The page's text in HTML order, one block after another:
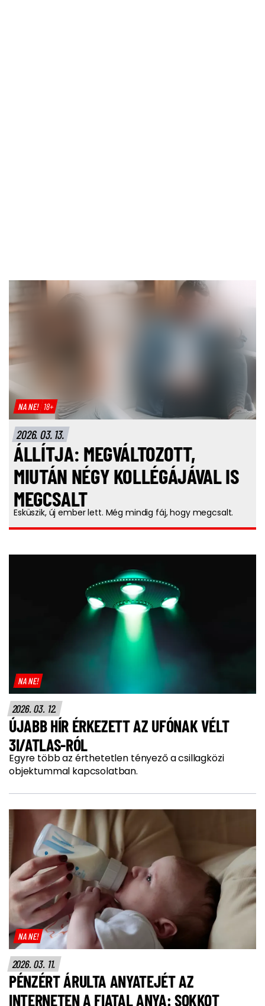
NA NE! 18+
2026. 03. 13.
ÁLLÍTJA: MEGVÁLTOZOTT,
MIUTÁN NÉGY KOLLÉGÁJÁVAL IS
MEGCSALT
Esküszik, új ember lett. Még mindig fáj, hogy megcsalt.
NA NE!
2026. 03. 12.
ÚJABB HÍR ÉRKEZETT AZ UFÓNAK VÉLT
3I/ATLAS-RÓL
Egyre több az érthetetlen tényező a csillagközi
objektummal kapcsolatban.
NA NE!
2026. 03. 11.
PÉNZÉRT ÁRULTA ANYATEJÉT AZ
INTERNETEN A FIATAL ANYA: SOKKOT